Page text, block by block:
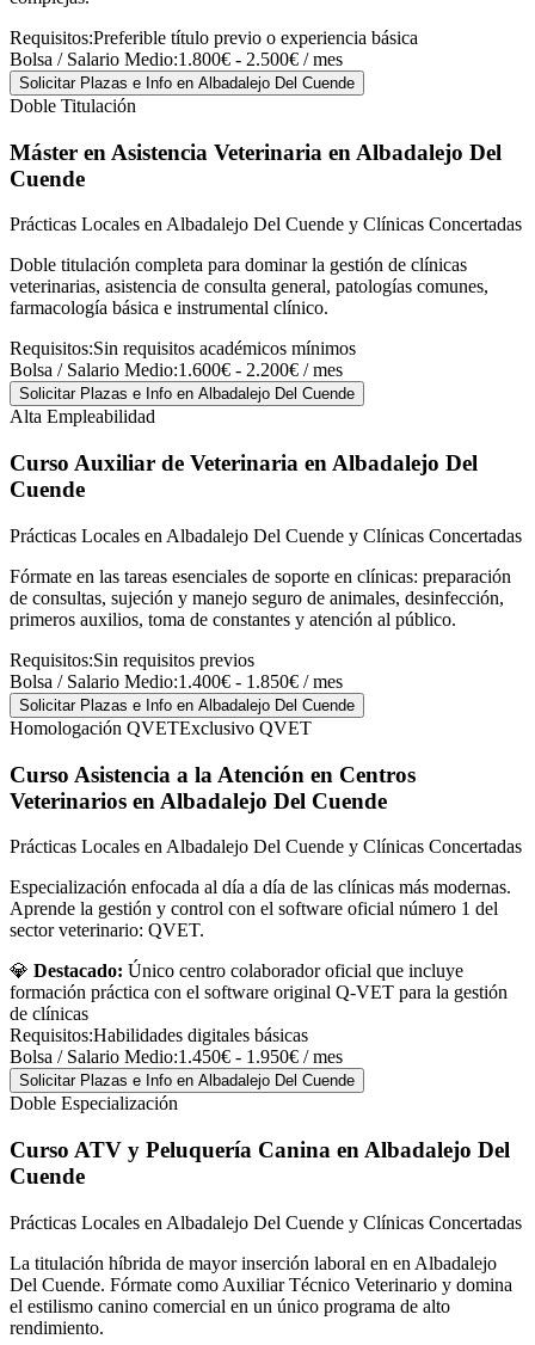
Requisitos:Preferible título previo o experiencia básica
Bolsa / Salario Medio:1.800€ - 2.500€ / mes
Solicitar Plazas e Info en Albadalejo Del Cuende
Doble Titulación
Máster en Asistencia Veterinaria en Albadalejo Del
Cuende
Prácticas Locales en Albadalejo Del Cuende y Clínicas Concertadas
Doble titulación completa para dominar la gestión de clínicas
veterinarias, asistencia de consulta general, patologías comunes,
farmacología básica e instrumental clínico.
Requisitos:Sin requisitos académicos mínimos
Bolsa / Salario Medio:1.600€ - 2.200€ / mes
Solicitar Plazas e Info en Albadalejo Del Cuende
Alta Empleabilidad
Curso Auxiliar de Veterinaria en Albadalejo Del
Cuende
Prácticas Locales en Albadalejo Del Cuende y Clínicas Concertadas
Fórmate en las tareas esenciales de soporte en clínicas: preparación
de consultas, sujeción y manejo seguro de animales, desinfección,
primeros auxilios, toma de constantes y atención al público.
Requisitos:Sin requisitos previos
Bolsa / Salario Medio:1.400€ - 1.850€ / mes
Solicitar Plazas e Info en Albadalejo Del Cuende
Homologación QVETExclusivo QVET
Curso Asistencia a la Atención en Centros
Veterinarios en Albadalejo Del Cuende
Prácticas Locales en Albadalejo Del Cuende y Clínicas Concertadas
Especialización enfocada al día a día de las clínicas más modernas.
Aprende la gestión y control con el software oficial número 1 del
sector veterinario: QVET.
💎 Destacado: Único centro colaborador oficial que incluye
formación práctica con el software original Q-VET para la gestión
de clínicas
Requisitos:Habilidades digitales básicas
Bolsa / Salario Medio:1.450€ - 1.950€ / mes
Solicitar Plazas e Info en Albadalejo Del Cuende
Doble Especialización
Curso ATV y Peluquería Canina en Albadalejo Del
Cuende
Prácticas Locales en Albadalejo Del Cuende y Clínicas Concertadas
La titulación híbrida de mayor inserción laboral en en Albadalejo
Del Cuende. Fórmate como Auxiliar Técnico Veterinario y domina
el estilismo canino comercial en un único programa de alto
rendimiento.